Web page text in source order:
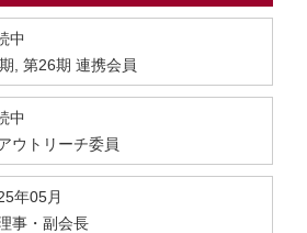
中
, 第26期 連携会員
中
ウトリーチ委員
年05月
事・副会長